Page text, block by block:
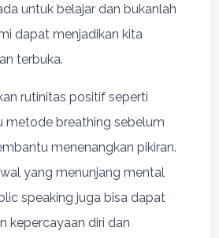
untuk belajar dan bukanlah
dapat menjadikan kita
terbuka.
rutinitas positif seperti
metode breathing sebelum
menenangkan pikiran.
yang menunjang mental
speaking juga bisa dapat
kepercayaan diri dan